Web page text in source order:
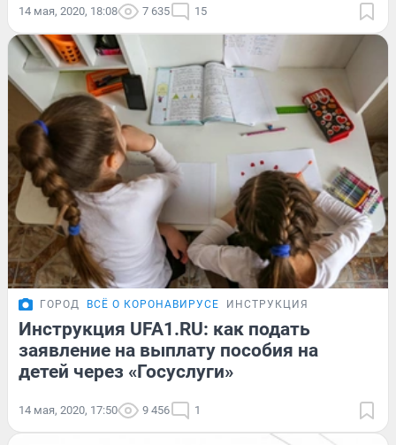
14 мая, 2020, 18:08 7 635 15
ГОРОД ВСЁ О КОРОНАВИРУСЕ ИНСТРУКЦИЯ
Инструкция UFA1.RU: как подать
заявление на выплату пособия на
детей через «Госуслуги»
14 мая, 2020, 17:50 9 456 1